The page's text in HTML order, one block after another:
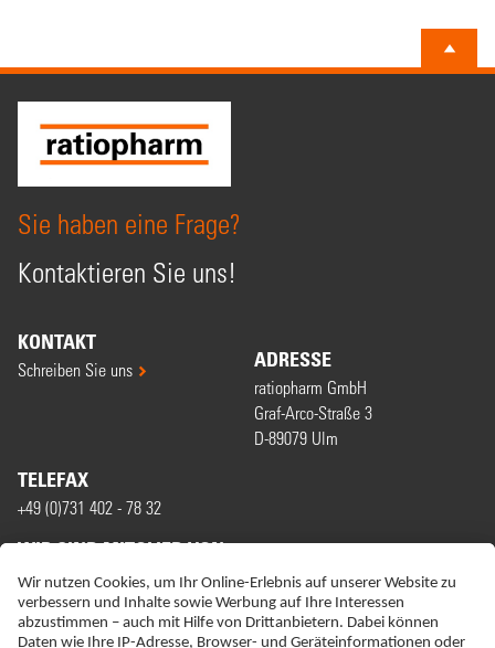
Sie haben eine Frage?
Kontaktieren Sie uns!
KONTAKT
Schreiben Sie uns ADRESSE
ratiopharm GmbH
Graf-Arco-Straße 3
D-89079 Ulm
TELEFAX
+49 (0)731 402 - 78 32
WIR SIND MITGLIED VON